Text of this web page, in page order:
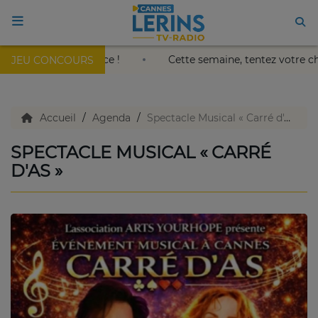
JEU CONCOURS
au Palais Nikaïa de Nice ! Cette semaine, tentez
TV en direct
Replay TV
Emissions Radio
Emissions TV
Accueil Agenda Spectacle Musical « Carré d'As »
SPECTACLE MUSICAL « CARRÉ
D'AS »